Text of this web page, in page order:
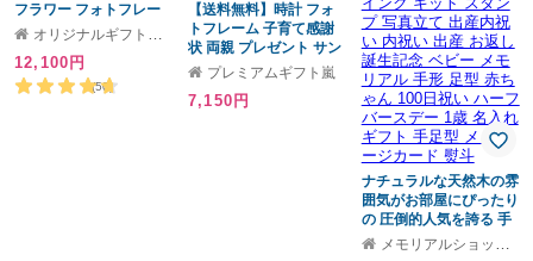
フラワー フォトフレー
ム 時計 メモリアル メッ
オリジナルギフト工房 ハッピースマイル
12,100円
(50)
【送料無料】時計 フォ
トフレーム 子育て感謝
状 両親 プレゼント サン
クスボード おしゃれ 両
ー 人気 メモリアル【ウ
プレミアムギフト嵐
7,150円
ナチュラルな天然木の雰
囲気がお部屋にぴったり
の 圧倒的人気を誇る 手
足形 木製ブック型フォ
メモリアルショップ フォーユー